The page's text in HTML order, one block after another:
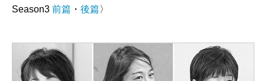
Season3 前篇 ・ 後篇〉